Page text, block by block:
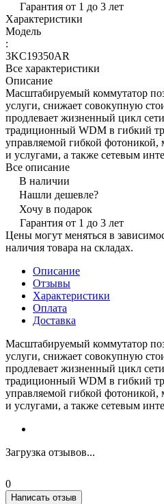
Гарантия от 1 до 3 лет
Характеристики
Модель
:
3KC19350AR
Все характеристики
Описание
Масштабируемый коммутатор
услуги, снижает совокупную
продлевает жизненный цикл
традиционный WDM в гибкий
управляемой гибкой
и услугами, а также сетевым
Все описание
В наличии
Нашли дешевле?
Хочу в подарок
Гарантия от 1 до 3 лет
Цены могут меняться в
наличия товара на складах.
Описание
Отзывы
Характеристики
Оплата
Доставка
Масштабируемый коммутатор
услуги, снижает совокупную
продлевает жизненный цикл
традиционный WDM в гибкий
управляемой гибкой
и услугами, а также сетевым
Загрузка отзывов...
0
Написать отзыв